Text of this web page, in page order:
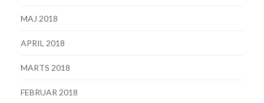
MAJ 2018
APRIL 2018
MARTS 2018
FEBRUAR 2018